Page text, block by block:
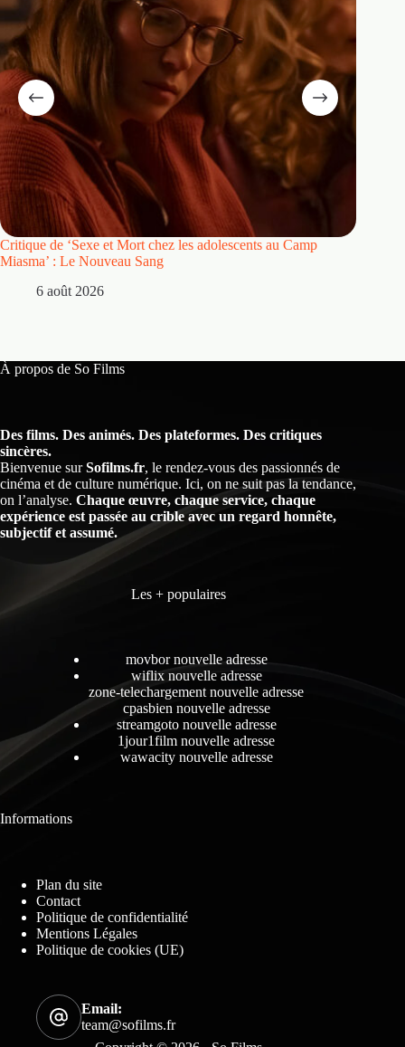
Critique de ‘Sexe et Mort chez les adolescents au Camp
Miasma’ : Le Nouveau Sang
6 août 2026
À propos de So Films
Des films. Des animés. Des plateformes. Des critiques
sincères.
Bienvenue surSofilms.fr, le rendez-vous des passionnés de
cinéma et de culture numérique. Ici, on ne suit pas la tendance,
on l’analyse. Chaque œuvre, chaque service, chaque
expérience est passée au crible avec un regard honnête,
subjectif et assumé.
Les + populaires
movbor nouvelle adresse
wiflix nouvelle adresse
zone-telechargement nouvelle adresse
cpasbien nouvelle adresse
streamgoto nouvelle adresse
1jour1film nouvelle adresse
wawacity nouvelle adresse
Informations
Plan du site
Contact
Politique de confidentialité
Mentions Légales
Politique de cookies (UE)
Email:
team@sofilms.fr